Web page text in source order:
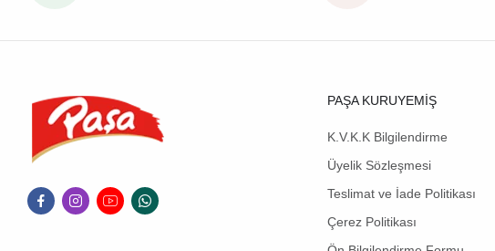
PAŞA KURUYEMİŞ
K.V.K.K Bilgilendirme
Üyelik Sözleşmesi
Teslimat ve İade Politikası
Çerez Politikası